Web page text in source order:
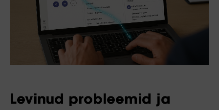
Levinud probleemid ja